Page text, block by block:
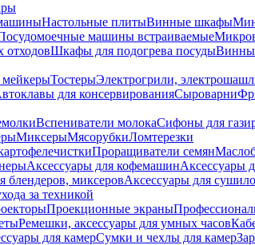
Настольные плитыВинные шкафы
машины встраиваемые
отходовШкафы для подогрева посуды
мейкерыТостерыЭлектрогрили,
для консервированияСыроварни
Вспениватели молокаСифоны для
МиксерыМясорубкиЛомтерезки
Проращиватели семян
Аксессуары для кофемашинАксессуары
блендеров, миксеровАксессуары для
за техникой
Проекционные экраны
Ремешки, аксессуары для умных часов
для камерСумки и чехлы для камер